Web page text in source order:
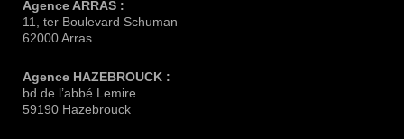
Agence ARRAS :
11, ter Boulevard Schuman
62000 Arras
Agence HAZEBROUCK :
bd de l’abbé Lemire
59190 Hazebrouck